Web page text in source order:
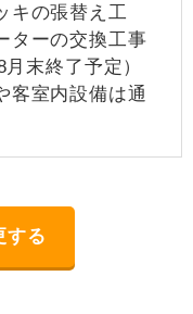
キの張替え工
ターの交換工事
末終了予定）
客室内設備は通
する